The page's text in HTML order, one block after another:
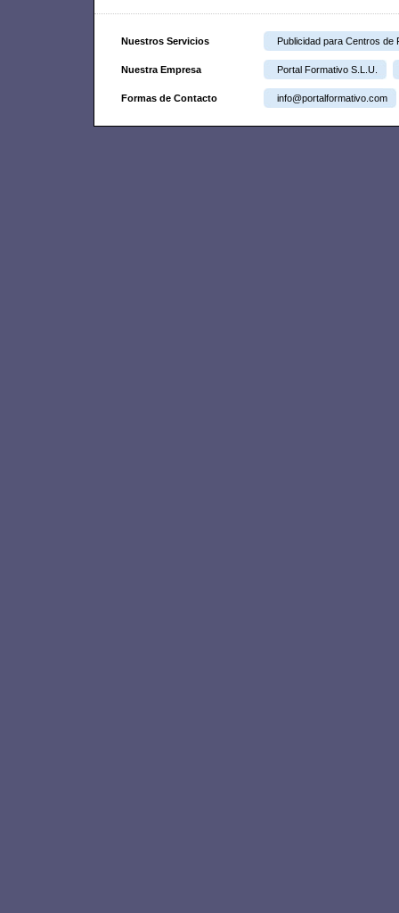
Nuestros Servicios Publicidad para Centros de
Nuestra Empresa Portal Formativo S.L.U.
Formas de Contacto info@portalformativo.com